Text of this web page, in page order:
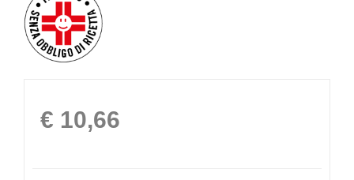
Prezzo
€ 10,66